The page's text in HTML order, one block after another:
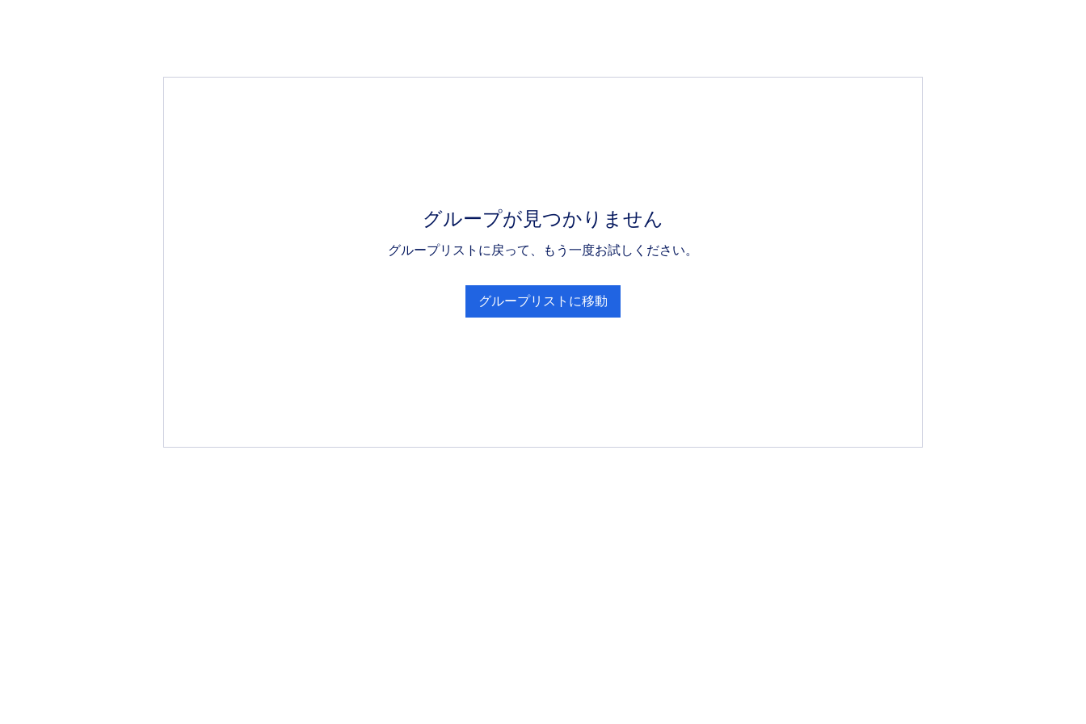
グループが見つかりません
グループリストに戻って、もう一度お試しください。
グループリストに移動